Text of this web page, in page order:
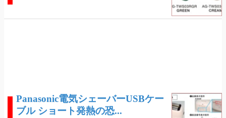
Panasonic電気シェーバーUSBケー
ブル ショート発熱の恐...